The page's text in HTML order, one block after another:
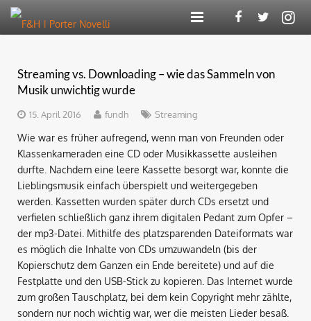
Kompetenzen
Referenzen
F&H Digital
Blog
Karriere
Kontakt
Streaming vs. Downloading – wie das Sammeln von
Musik unwichtig wurde
15. April 2016 fundh Streaming
Wie war es früher aufregend, wenn man von Freunden oder
Klassenkameraden eine CD oder Musikkassette ausleihen
durfte. Nachdem eine leere Kassette besorgt war, konnte die
Lieblingsmusik einfach überspielt und weitergegeben
werden. Kassetten wurden später durch CDs ersetzt und
verfielen schließlich ganz ihrem digitalen Pedant zum Opfer –
der mp3-Datei. Mithilfe des platzsparenden Dateiformats war
es möglich die Inhalte von CDs umzuwandeln (bis der
Kopierschutz dem Ganzen ein Ende bereitete) und auf die
Festplatte und den USB-Stick zu kopieren. Das Internet wurde
zum großen Tauschplatz, bei dem kein Copyright mehr zählte,
sondern nur noch wichtig war, wer die meisten Lieder besaß.